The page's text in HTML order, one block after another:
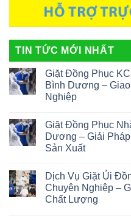
TIN TỨC MỚI NHẤT
Giặt Đồng Phục
Bình Dương –
Nghiệp
Giặt Đồng Phục
Dương – Giải
Sản Xuất
Dịch Vụ Giặt Ủi
Chuyên Nghiệp –
Chất Lượng